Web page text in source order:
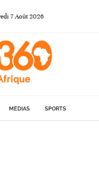
7Août 2026
MÉDIAS SPORTS